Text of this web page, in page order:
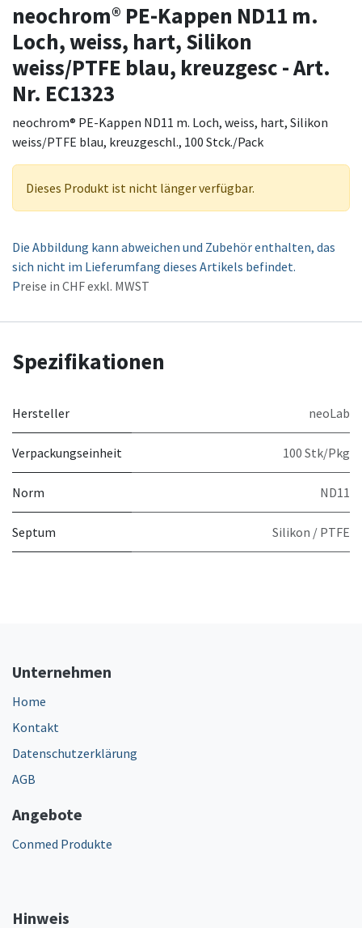
neochrom® PE-Kappen ND11 m.
Loch, weiss, hart, Silikon
weiss/PTFE blau, kreuzgesc - Art.
Nr. EC1323
neochrom® PE-Kappen ND11 m. Loch, weiss, hart, Silikon
weiss/PTFE blau, kreuzgeschl., 100 Stck./Pack
Dieses Produkt ist nicht länger verfügbar.
Die Abbildung kann abweichen und Zubehör enthalten, das
sich nicht im Lieferumfang dieses Artikels befindet.
Preise in CHF exkl. MWST
Spezifikationen
Hersteller neoLab
Verpackungseinheit 100 Stk/Pkg
Norm ND11
Septum Silikon / PTFE
Unternehmen
Home
Kontakt
Datenschutzerklärung
AGB
Angebote
Conmed Produkte
Hinweis